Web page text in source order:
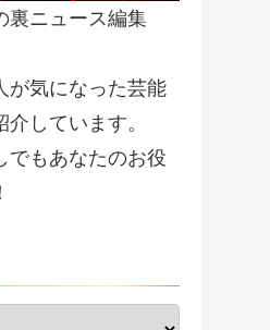
裏ニュース編集
が気になった芸能
しています。
でもあなたのお役